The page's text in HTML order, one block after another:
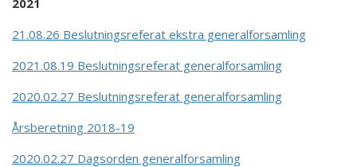
2021
21.08.26 Beslutningsreferat ekstra generalforsamling
2021.08.19 Beslutningsreferat generalforsamling
2020.02.27 Beslutningsreferat generalforsamling
Årsberetning 2018-19
2020.02.27 Dagsorden generalforsamling